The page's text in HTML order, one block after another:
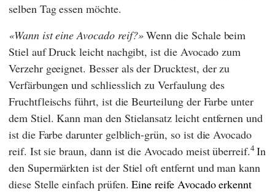
selben Tag essen möchte.
Wann ist eine Avocado reif? Wenn die Schale beim
Stiel auf Druck leicht nachgibt, ist die Avocado zum
Verzehr geeignet. Besser als der Drucktest, der zu
Verfärbungen und schliesslich zu Verfaulung des
Fruchtfleischs führt, ist die Beurteilung der Farbe unter
dem Stiel. Kann man den Stielansatz leicht entfernen und
ist die Farbe darunter gelblich-grün, so ist die Avocado
reif. Ist sie braun, dann ist die Avocado meist überreif.4 In
den Supermärkten ist der Stiel oft entfernt und man kann
diese Stelle einfach prüfen.Eine reife Avocado erkennt